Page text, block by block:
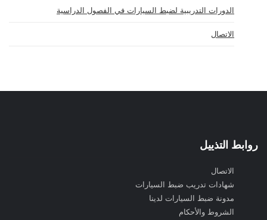
الدورات التدريبية لضبط السيارات في الفصول الدراسية
الاتصال
روابط التذييل
الاتصال
شهادات تدريب ضبط السيارات
مدونة ضبط السيارات لدينا
الشروط والأحكام